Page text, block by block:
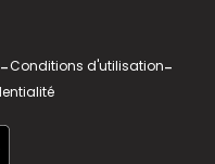
-Conditions d'utilisation-